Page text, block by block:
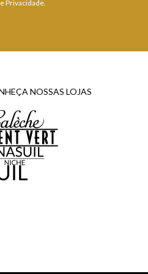
Privacidade.
NOSSAS LOJAS